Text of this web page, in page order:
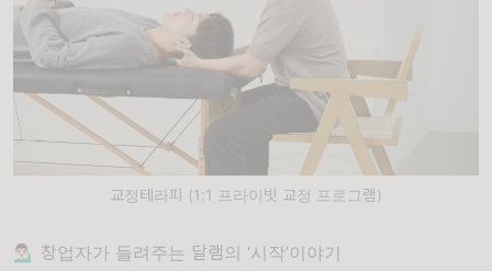
교정테라피 (1:1 프라이빗 교정 프로그램)
💁🏻‍♂️ 창업자가 들려주는 달램의 ‘시작’이야기